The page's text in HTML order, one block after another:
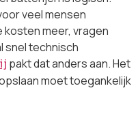
veel mensen
meer, vragen
snel technisch
pakt dat anders aan. Het
moet toegankelijk